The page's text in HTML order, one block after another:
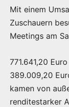
Mit einem
Zuschauern
Meetings am
771.641,20
389.009,20
kamen von
renditestarker